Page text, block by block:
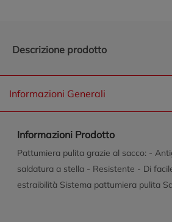
Descrizione prodotto
Informazioni Generali
Informazioni Prodotto
Pattumiera pulita grazie al sacco: -
saldatura a stella - Resistente - Di
estraibilità Sistema pattumiera pulita